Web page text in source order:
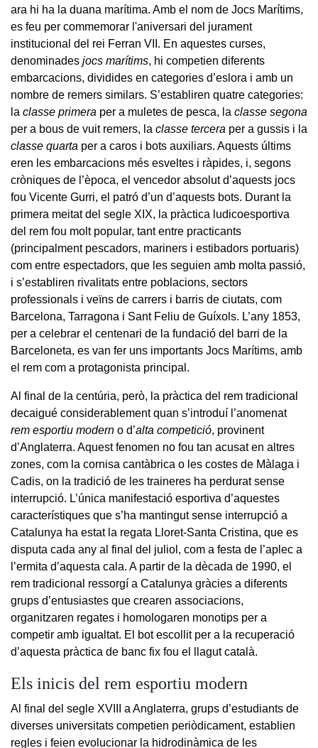
ara hi ha la duana marítima. Amb el nom de Jocs Marítims,
es feu per commemorar l'aniversari del jurament
institucional del rei Ferran VII. En aquestes curses,
denominades jocs marítims, hi competien diferents
embarcacions, dividides en categories d’eslora i amb un
nombre de remers similars. S’establiren quatre categories:
la classe primera per a muletes de pesca, la classe segona
per a bous de vuit remers, la classe tercera per a gussis i la
classe quarta per a caros i bots auxiliars. Aquests últims
eren les embarcacions més esveltes i ràpides, i, segons
cròniques de l’època, el vencedor absolut d’aquests jocs
fou Vicente Gurri, el patró d’un d’aquests bots. Durant la
primera meitat del segle XIX, la pràctica ludicoesportiva
del rem fou molt popular, tant entre practicants
(principalment pescadors, mariners i estibadors portuaris)
com entre espectadors, que les seguien amb molta passió,
i s’establiren rivalitats entre poblacions, sectors
professionals i veïns de carrers i barris de ciutats, com
Barcelona, Tarragona i Sant Feliu de Guíxols. L’any 1853,
per a celebrar el centenari de la fundació del barri de la
Barceloneta, es van fer uns importants Jocs Marítims, amb
el rem com a protagonista principal.
Al final de la centúria, però, la pràctica del rem tradicional
decaigué considerablement quan s’introduí l’anomenat
rem esportiu modern o d’alta competició, provinent
d’Anglaterra. Aquest fenomen no fou tan acusat en altres
zones, com la cornisa cantàbrica o les costes de Màlaga i
Cadis, on la tradició de les traineres ha perdurat sense
interrupció. L’única manifestació esportiva d’aquestes
característiques que s’ha mantingut sense interrupció a
Catalunya ha estat la regata Lloret-Santa Cristina, que es
disputa cada any al final del juliol, com a festa de l’aplec a
l’ermita d’aquesta cala. A partir de la dècada de 1990, el
rem tradicional ressorgí a Catalunya gràcies a diferents
grups d’entusiastes que crearen associacions,
organitzaren regates i homologaren monotips per a
competir amb igualtat. El bot escollit per a la recuperació
d’aquesta pràctica de banc fix fou el llagut català.
Els inicis del rem esportiu modern
Al final del segle XVIII a Anglaterra, grups d’estudiants de
diverses universitats competien periòdicament, establien
regles i feien evolucionar la hidrodinàmica de les